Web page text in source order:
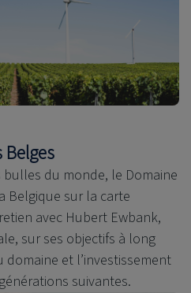
du monde, le Domaine
Belgique sur la carte
avec Hubert Ewbank,
sur ses objectifs à long
et l’investissement
suivantes.